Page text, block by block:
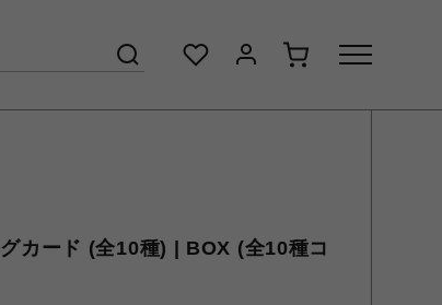
カード (全10種) | BOX (全10種コ